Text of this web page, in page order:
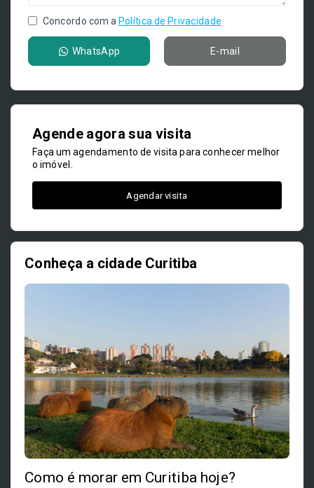
Concordo com a Política de Privacidade
WhatsApp E-mail
Agende agora sua visita
Faça um agendamento de visita para conhecer melhor
o imóvel.
Agendar visita
Conheça a cidade Curitiba
Como é morar em Curitiba hoje?